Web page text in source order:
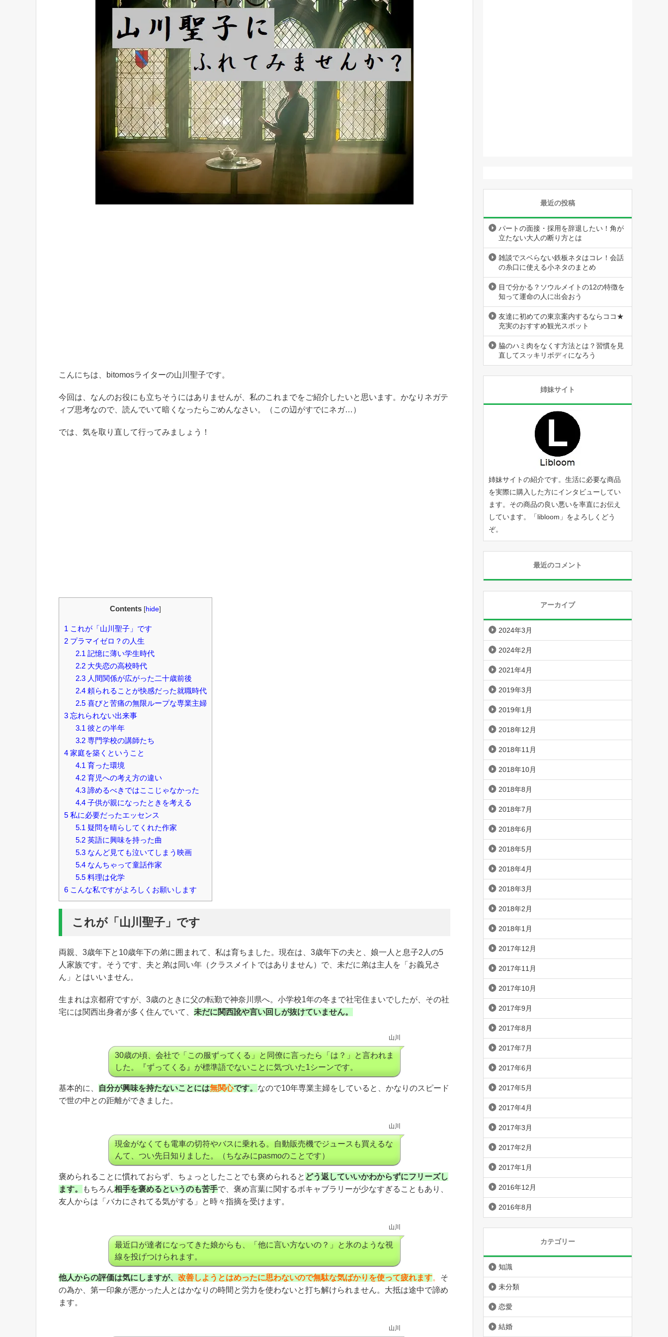
こんにちは、bitomosライターの山川聖子です。
今回は、なんのお役にも立ちそうにはありませんが、私のこれまでをご紹介したいと思います。かなりネガテ
ィブ思考なので、読んでいて暗くなったらごめんなさい。（この辺がすでにネガ…）
では、気を取り直して行ってみましょう！
Contents [hide]
1 これが「山川聖子」です
2 プラマイゼロ？の人生
2.1 記憶に薄い学生時代
2.2大失恋の高校時代
2.3人間関係が広がった二十歳前後
2.4頼られることが快感だった就職時代
2.5喜びと苦痛の無限ループな専業主婦
3 忘れられない出来事
3.1 彼との半年
3.2専門学校の講師たち
4 家庭を築くということ
4.1 育った環境
4.2育児への考え方の違い
4.3諦めるべきではここじゃなかった
4.4子供が親になったときを考える
5 私に必要だったエッセンス
5.1 疑問を晴らしてくれた作家
5.2英語に興味を持った曲
5.3なんど見ても泣いてしまう映画
5.4なんちゃって童話作家
5.5料理は化学
6 こんな私ですがよろしくお願いします
これが「山川聖子」です
両親、3歳年下と10歳年下の弟に囲まれて、私は育ちました。現在は、3歳年下の夫と、娘一人と息子2人の5
人家族です。そうです、夫と弟は同い年（クラスメイトではありません）で、未だに弟は主人を「お義兄さ
ん」とはいいません。
生まれは京都府ですが、3歳のときに父の転勤で神奈川県へ。小学校1年の冬まで社宅住まいでしたが、その社
宅には関西出身者が多く住んでいて、 未だに関西訛や言い回しが抜けていません。
山川
30歳の頃、会社で「この服ずってくる」と同僚に言ったら「は？」と言われま
した。『ずってくる』が標準語でないことに気づいた1シーンです。
基本的に、 自分が興味を持たないことには無関心です。 なので10年専業主婦をしていると、かなりのスピード
で世の中との距離ができました。
山川
現金がなくても電車の切符やバスに乗れる。自動販売機でジュースも買えるな
んて、つい先日知りました。（ちなみにpasmoのことです）
褒められることに慣れておらず、ちょっとしたことでも褒められると どう返していいかわからずにフリーズし
ます。
もちろん相手を褒めるというのも苦手で、褒め言葉に関するボキャブラリーが少なすぎることもあり、
友人からは「バカにされてる気がする」と時々指摘を受けます。
山川
最近口が達者になってきた娘からも、「他に言い方ないの？」と氷のような視
線を投げつけられます。
他人からの評価は気にしますが、 改善しようとはめったに思わないので無駄な気ばかりを使って疲れます。 そ
の為か、第一印象が悪かった人とはかなりの時間と労力を使わないと打ち解けられません。大抵は途中で諦め
ます。
山川
最近の投稿
パートの面接・採用を辞退したい！角が
立たない大人の断り方とは
雑談でスベらない鉄板ネタはコレ！会話
の糸口に使える小ネタのまとめ
目で分かる？ソウルメイトの12の特徴を
知って運命の人に出会おう
友達に初めての東京案内するならココ★
充実のおすすめ観光スポット
脇のハミ肉をなくす方法とは？習慣を見
直してスッキリボディになろう
姉妹サイト
姉妹サイトの紹介です。生活に必要な商品
を実際に購入した方にインタビューしてい
ます。その商品の良い悪いを率直にお伝え
しています。「libloom 」をよろしくどう
ぞ。
最近のコメント
アーカイブ
2024年3月
2024年2月
2021年4月
2019年3月
2019年1月
2018年12月
2018年11月
2018年10月
2018年8月
2018年7月
2018年6月
2018年5月
2018年4月
2018年3月
2018年2月
2018年1月
2017年12月
2017年11月
2017年10月
2017年9月
2017年8月
2017年7月
2017年6月
2017年5月
2017年4月
2017年3月
2017年2月
2017年1月
2016年12月
2016年8月
カテゴリー
知識
未分類
恋愛
結婚